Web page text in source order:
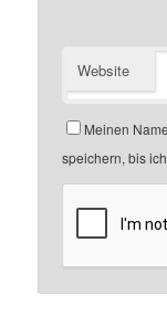
Website
Meinen
speichern, bis